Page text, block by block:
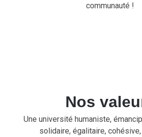
communauté !
Nos
Une université humaniste,
solidaire, égalitaire,